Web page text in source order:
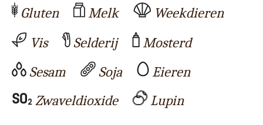
Gluten
Melk
Weekdieren
Vis
Selderij
Mosterd
Sesam
Soja
Eieren
Zwaveldioxide
Lupin